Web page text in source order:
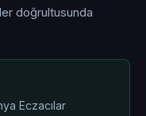
doğrultusunda
Eczacılar